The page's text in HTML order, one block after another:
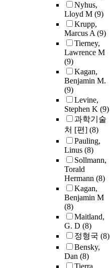
Nyhus,
Lloyd M (9)
Krupp,
Marcus A(9)
Tierney,
Lawrence M
(9)
Kagan,
Benjamin M.
(9)
Levine,
Stephen K (9)
과학기술
처 [편] (8)
Pauling,
Linus (8)
Sollmann,
Torald
Hermann (8)
Kagan,
Benjamin M
(8)
Maitland,
G. D (8)
정형국 (8)
Bensky,
Dan (8)